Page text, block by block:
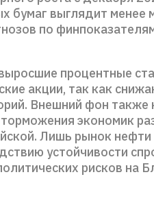
бумаг выглядит менее
по
процентные
акции, так как
Внешний фон также
экономик
Лишь рынок
устойчивости
рисков на